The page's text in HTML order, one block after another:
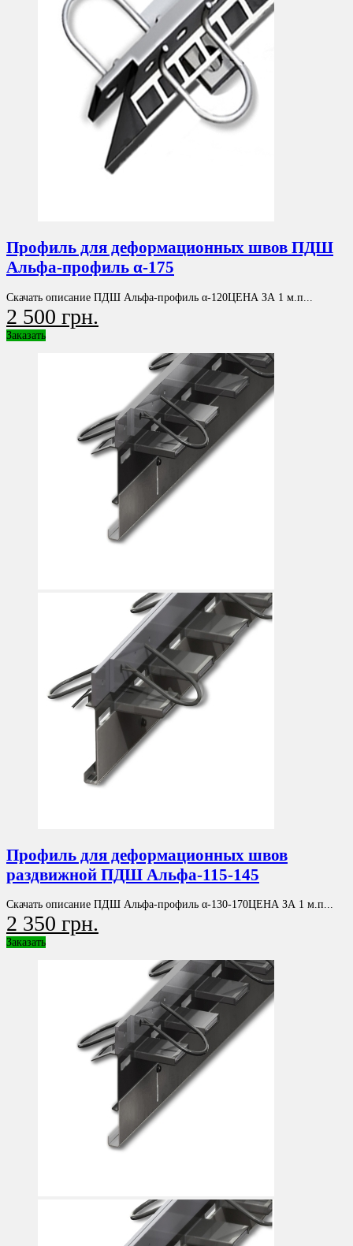
Профиль для деформационных швов ПДШ
Альфа-профиль α-175
Скачать описание ПДШ Альфа-профиль α-120ЦЕНА ЗА 1 м.п...
2 500 грн.
Заказать
Профиль для деформационных швов
раздвижной ПДШ Альфа-115-145
Скачать описание ПДШ Альфа-профиль α-130-170ЦЕНА ЗА 1 м.п...
2 350 грн.
Заказать